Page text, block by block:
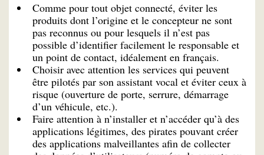
Comme pour tout objet connecté, éviter les
produits dont l’origine et le concepteur ne sont
pas reconnus ou pour lesquels il n’est pas
possible d’identifier facilement le responsable et
un point de contact, idéalement en français.
Choisir avec attention les services qui peuvent
être pilotés par son assistant vocal et éviter ceux à
risque (ouverture de porte, serrure, démarrage
d’un véhicule, etc.).
Faire attention à n’installer et n’accéder qu’à des
applications légitimes, des pirates pouvant créer
des applications malveillantes afin de collecter